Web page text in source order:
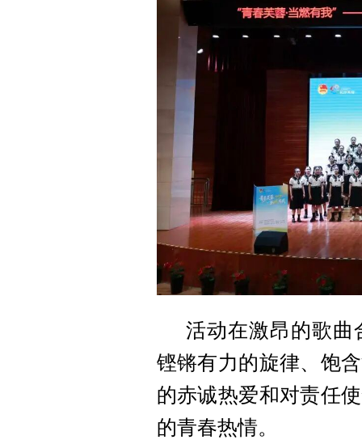
活动在激昂的歌曲
铿锵有力的旋律、饱
的赤诚热爱和对责任
的青春热情。